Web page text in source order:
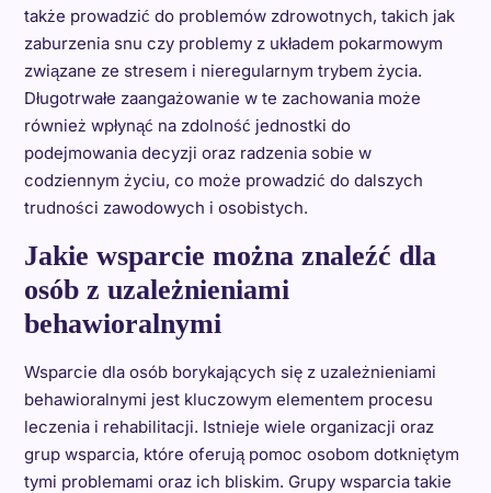
także prowadzić do problemów zdrowotnych, takich jak
zaburzenia snu czy problemy z układem pokarmowym
związane ze stresem i nieregularnym trybem życia.
Długotrwałe zaangażowanie w te zachowania może
również wpłynąć na zdolność jednostki do
podejmowania decyzji oraz radzenia sobie w
codziennym życiu, co może prowadzić do dalszych
trudności zawodowych i osobistych.
Jakie wsparcie można znaleźć dla
osób z uzależnieniami
behawioralnymi
Wsparcie dla osób borykających się z uzależnieniami
behawioralnymi jest kluczowym elementem procesu
leczenia i rehabilitacji. Istnieje wiele organizacji oraz
grup wsparcia, które oferują pomoc osobom dotkniętym
tymi problemami oraz ich bliskim. Grupy wsparcia takie